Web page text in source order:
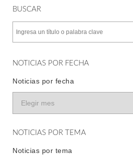
BUSCAR
NOTICIAS POR FECHA
Noticias por fecha
NOTICIAS POR TEMA
Noticias por tema